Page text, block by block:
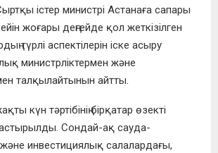
істер министрі Астанаға сапары
жоғары деңгейде қол жеткізілген
түрлі аспектілерін іске асыру
министрліктермен және
талқылайтынын айтты.
күн тәртібінің бірқатар өзекті
Сондай-ақ сауда-
инвестициялық салалардағы,